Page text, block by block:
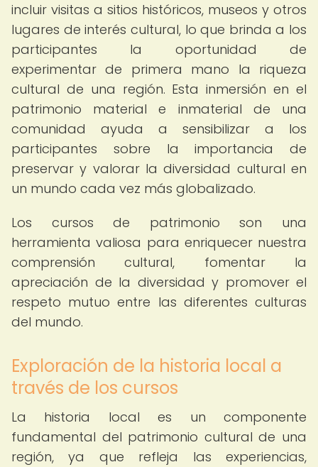
incluir visitas a sitios históricos, museos y otros
lugares de interés cultural, lo que brinda a los
participantes la oportunidad de
experimentar de primera mano la riqueza
cultural de una región. Esta inmersión en el
patrimonio material e inmaterial de una
comunidad ayuda a sensibilizar a los
participantes sobre la importancia de
preservar y valorar la diversidad cultural en
un mundo cada vez más globalizado.
Los cursos de patrimonio son una
herramienta valiosa para enriquecer nuestra
comprensión cultural, fomentar la
apreciación de la diversidad y promover el
respeto mutuo entre las diferentes culturas
del mundo.
Exploración de la historia local a
través de los cursos
La historia local es un componente
fundamental del patrimonio cultural de una
región, ya que refleja las experiencias,